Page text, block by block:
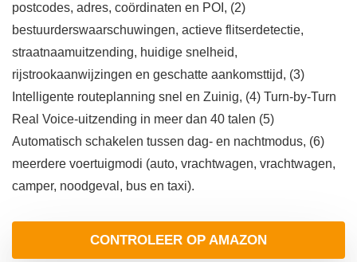
postcodes, adres, coördinaten en POI, (2)
bestuurderswaarschuwingen, actieve flitserdetectie,
straatnaamuitzending, huidige snelheid,
rijstrookaanwijzingen en geschatte aankomsttijd, (3)
Intelligente routeplanning snel en Zuinig, (4) Turn-by-Turn
Real Voice-uitzending in meer dan 40 talen (5)
Automatisch schakelen tussen dag- en nachtmodus, (6)
meerdere voertuigmodi (auto, vrachtwagen, vrachtwagen,
camper, noodgeval, bus en taxi).
CONTROLEER OP AMAZON